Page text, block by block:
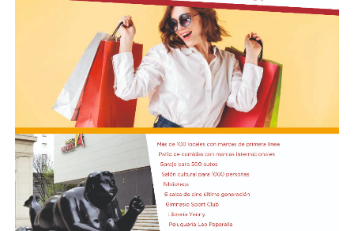
En relación al Ciclo Mes de la Niñez, este viernes 7 de
agosto a las 17:30 se presentarán “Los cuentos de
Charo” y la narración de poesías populares infantiles a
cargo de María del Rosario Gerez Martínez.
En tanto, el viernes 21 a las 17:30 se desarrollará “El
Cerebro Mágico: construyendo preguntas, respuestas y
circuitos”, a cargo de María Paula Algote. Se trata de un
taller práctico de arte, ciencia y tecnología en el que al
finalizar cada participante se lleva su propia creación
terminada. Es una actividad arancelada (incluye
materiales) destinada a niños a partir de los 6 años.